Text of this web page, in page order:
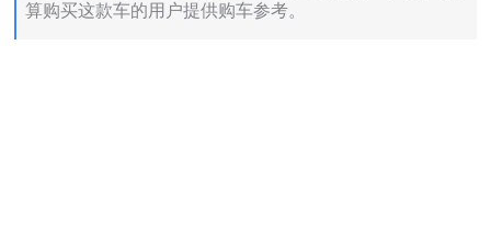
算购买这款车的用户提供购车参考。